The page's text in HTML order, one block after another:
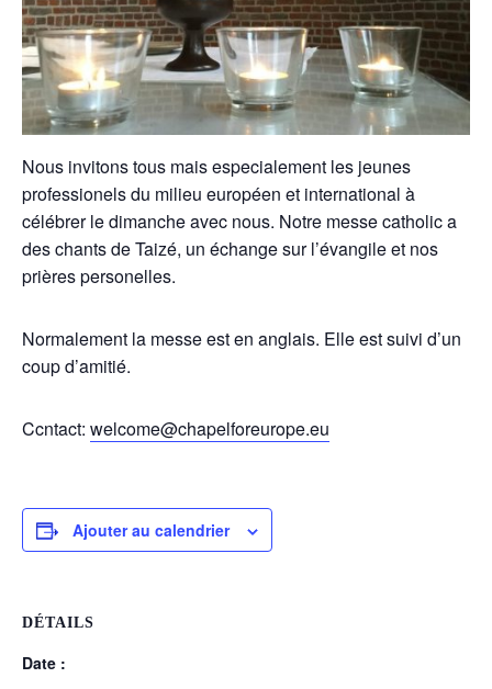
Nous invitons tous mais especialement les jeunes
professionels du milieu européen et international à
célébrer le dimanche avec nous. Notre messe catholic a
des chants de Taizé, un échange sur l’évangile et nos
prières personelles.
Normalement la messe est en anglais. Elle est suivi d’un
coup d’amitié.
Ccntact: welcome@chapelforeurope.eu
Ajouter au calendrier
DÉTAILS
Date :